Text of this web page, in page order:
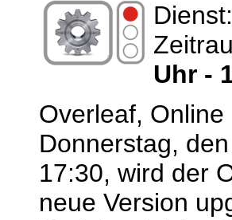
Uhr -
Overleaf, Online
Donnerstag,
17:30, wird der
neue Version